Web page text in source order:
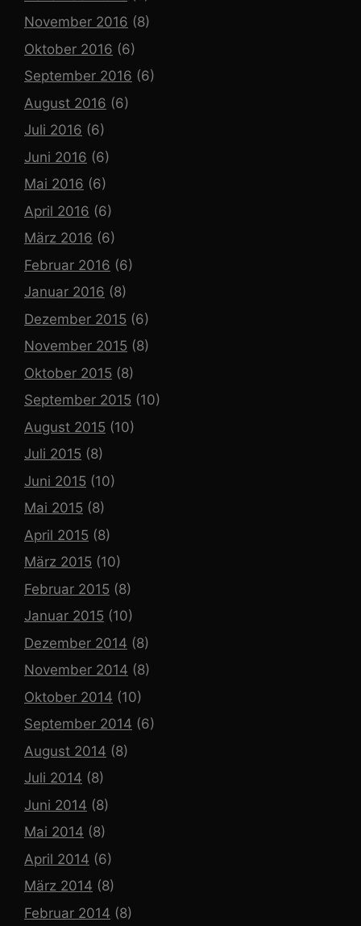
November 2016 (8)
Oktober 2016 (6)
September 2016 (6)
August 2016 (6)
Juli 2016 (6)
Juni 2016 (6)
Mai 2016 (6)
April 2016 (6)
März 2016 (6)
Februar 2016 (6)
Januar 2016 (8)
Dezember 2015 (6)
November 2015 (8)
Oktober 2015 (8)
September 2015 (10)
August 2015 (10)
Juli 2015 (8)
Juni 2015 (10)
Mai 2015 (8)
April 2015 (8)
März 2015 (10)
Februar 2015 (8)
Januar 2015 (10)
Dezember 2014 (8)
November 2014 (8)
Oktober 2014 (10)
September 2014 (6)
August 2014 (8)
Juli 2014 (8)
Juni 2014 (8)
Mai 2014 (8)
April 2014 (6)
März 2014 (8)
Februar 2014 (8)